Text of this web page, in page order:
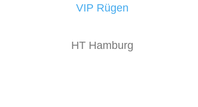
VIP Rügen
HT Hamburg